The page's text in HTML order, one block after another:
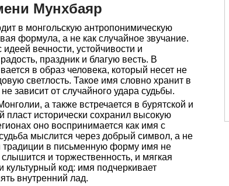
Мунхбаяр
в монгольскую антропонимическую
формула, а не как случайное звучание.
вечности, устойчивости и
праздник и благую весть. В
в образ человека, который несет не
светлость. Такое имя словно хранит в
зависит от случайного удара судьбы.
а также встречается в бурятской и
пласт исторически сохранил высокую
оно воспринимается как имя с
мыслится через добрый символ, а не
традиции в письменную форму имя не
и торжественность, и мягкая
культурный код: имя подчеркивает
внутренний лад.